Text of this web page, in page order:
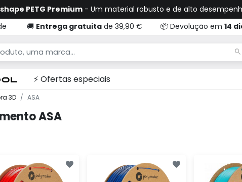
PETG Premium- Um material robusto e de alto
🚚 Entrega gratuitade 39,90 € 📦 Devolução em 14
⚡ Ofertas especiais
3D ASA
ASA